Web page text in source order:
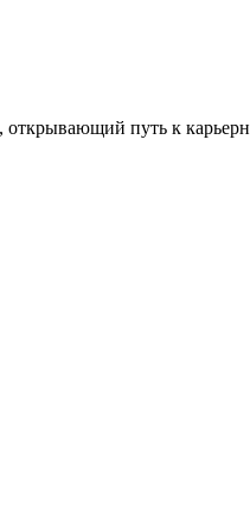
открывающий путь к